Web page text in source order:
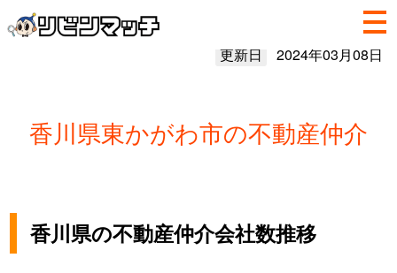
更新日 2024年03月08日
香川県東かがわ市の不動産仲介
香川県の不動産仲介会社数推移